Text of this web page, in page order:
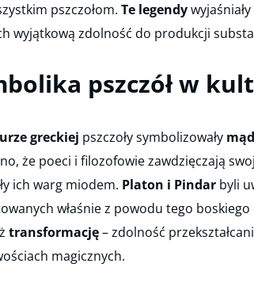
pszczołom. Te legendy
wyjątkową zdolność do produkcji
pszczół w
greckiej pszczoły symbolizowały
że poeci i filozofowie zawdzięczają
ich warg miodem. Platon i Pindarbyli
właśnie z powodu tego boskiego
transformację– zdolność
magicznych.